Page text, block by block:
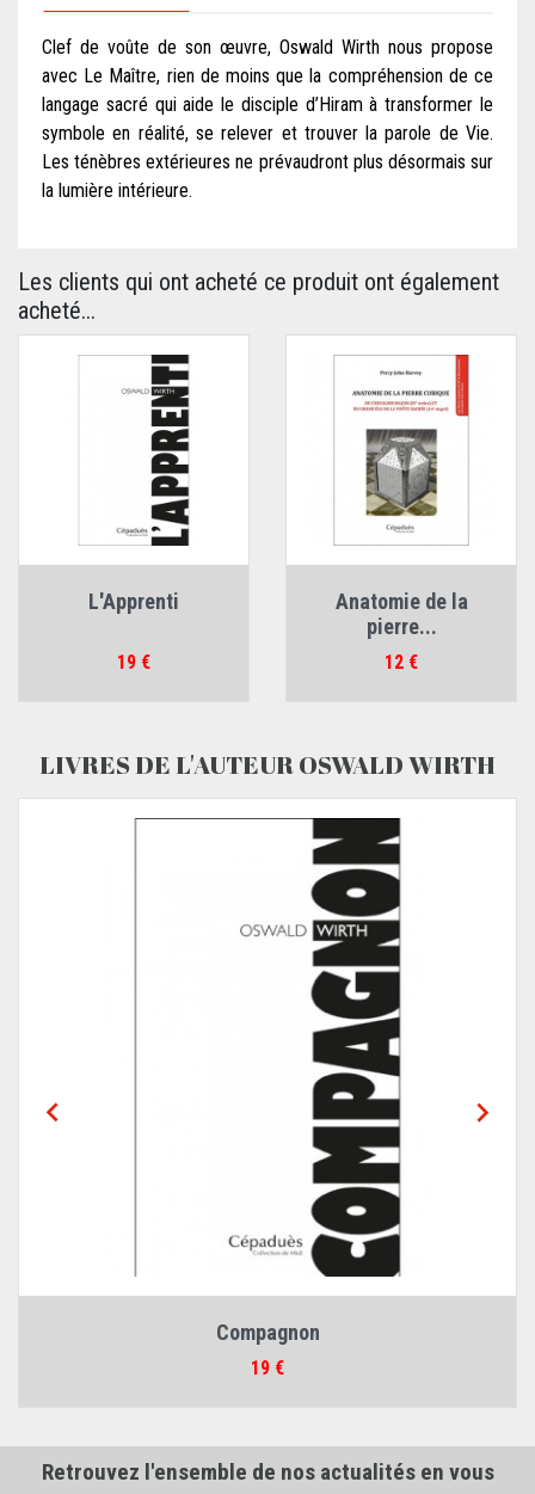
Clef de voûte de son œuvre, Oswald Wirth nous propose
avec Le Maître, rien de moins que la compréhension de ce
langage sacré qui aide le disciple d’Hiram à transformer le
symbole en réalité, se relever et trouver la parole de Vie.
Les ténèbres extérieures ne prévaudront plus désormais sur
la lumière intérieure.
Les clients qui ont acheté ce produit ont également
acheté...
L'Apprenti
Prix
19 €
Anatomie de la
pierre...
Prix
12 €
LIVRES DE L'AUTEUR OSWALD WIRTH

Compagnon

Retrouvez l'ensemble de nos actualités en vous